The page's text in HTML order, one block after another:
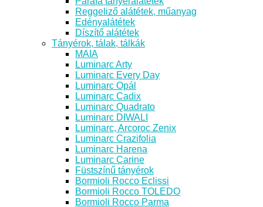
Reggeliző alátétek, műanyag
Edényalátétek
Díszítő alátétek
Tányérok, tálak, tálkák
MAIA
Luminarc Arty
Luminarc Every Day
Luminarc Opál
Luminarc Cadix
Luminarc Quadrato
Luminarc DIWALI
Luminarc, Arcoroc Zenix
Luminarc Crazifolia
Luminarc Harena
Luminarc Carine
Füstszínű tányérok
Bormioli Rocco Eclissi
Bormioli Rocco TOLEDO
Bormioli Rocco Parma